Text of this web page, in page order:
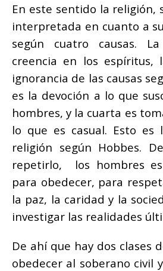
En este sentido la religión,
interpretada en cuanto a
según cuatro causas.
creencia en los espíritus,
ignorancia de las causas
es la devoción a lo que
hombres, y la cuarta es
lo que es casual. Esto es
religión según Hobbes.
repetirlo, los hombres
para obedecer, para
la paz, la caridad y la
investigar las realidades
De ahí que hay dos clases
obedecer al soberano civil